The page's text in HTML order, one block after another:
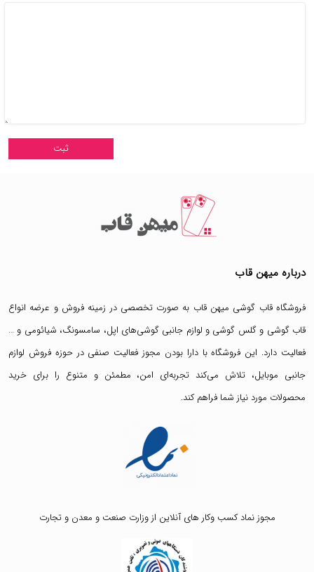
درباره میهن قاب
فروشگاه قاب گوشی میهن قاب به صورت تخصصی در زمینه فروش و عرضه انواع
قاب گوشی وگلس گوشی و لوازم جانبی گوشی‌های اپل، سامسونگ، شیائومی و …
فعالیت دارد. این فروشگاه با دارا بودن مجوز فعالیت صنفی در حوزه فروش لوازم
جانبی موبایل، تلاش می‌کند تجربه‌ای امن، مطمئن و متنوع را برای خرید
محصولات مورد نیاز شما فراهم کند.
مجوز نماد کسب وکار های آنلاین از وزارت صنعت و معدن و تجارت